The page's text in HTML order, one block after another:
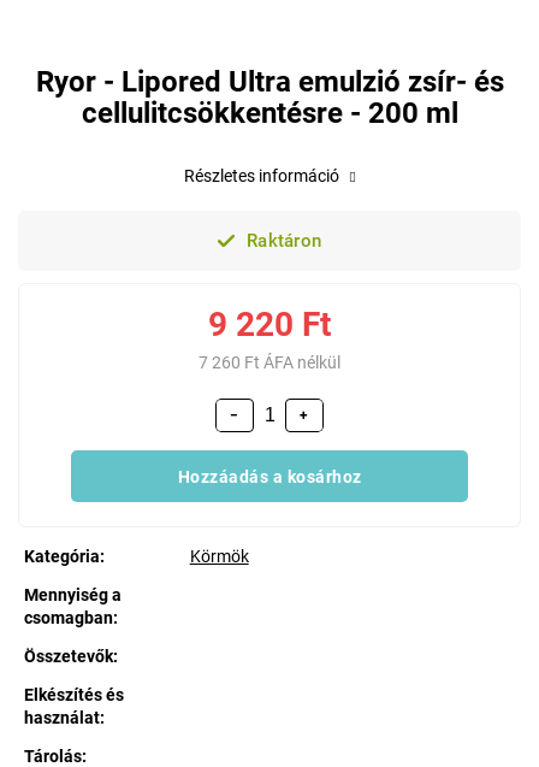
Ryor - Lipored Ultra emulzió zsír- és
cellulitcsökkentésre - 200 ml
Raktáron
9 220 Ft
7 260 Ft ÁFA nélkül
+
−
Hozzáadás a kosárhoz
Kategória:
Körmök
Mennyiség a
csomagban:
Összetevők:
Elkészítés és
használat:
Tárolás:
Részletes információ